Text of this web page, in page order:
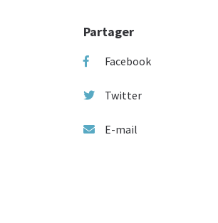
Partager
Facebook
Twitter
E-mail